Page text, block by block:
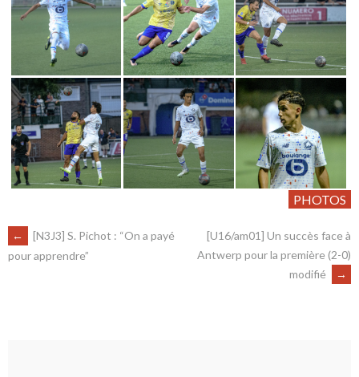
PHOTOS
←
[N3J3] S. Pichot : “On a payé
pour apprendre”
[U16/am01] Un succès face à
Antwerp pour la première (2-0)
modifié
→